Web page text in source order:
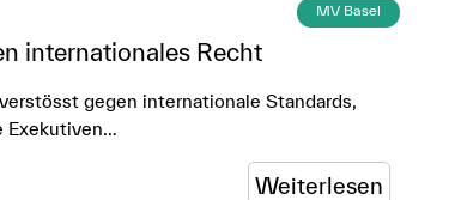
MV Basel
internationales Recht
gegen internationale Standards,
Weiterlesen